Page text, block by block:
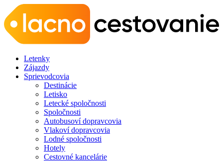
Letenky
Zájazdy
Sprievodcovia
Destinácie
Letisko
Letecké spoločnosti
Spoločnosti
Autobusoví dopravcovia
Vlakoví dopravcovia
Lodné spoločnosti
Hotely
Cestovné kancelárie